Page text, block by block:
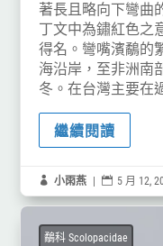
著長且略向下彎曲
丁文中為鏽紅色之
得名。彎嘴濱鷸的
海沿岸，至非洲南
冬。在台灣主要在
繼續閱讀
 小雨燕  5 月 12,
鷸科 Scolopacidae